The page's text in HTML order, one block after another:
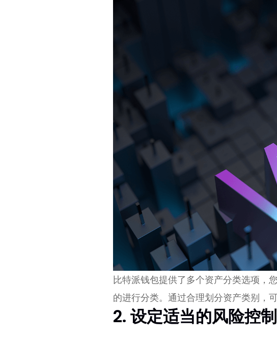
比特派钱包提供了多个资产分类选项，
的进行分类。通过合理划分资产类别，
2. 设定适当的风险控